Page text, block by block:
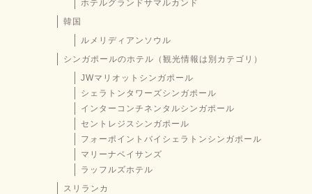
ホテルグランドサマルカンド
韓国
ルメリディアンソウル
シンガポールのホテル（観光情報は別カテゴリ）
JWマリオットシンガポール
シェラトンタワーズシンガポール
インターコンチネンタルシンガポール
セントレジスシンガポール
フォーポイントバイシェラトンシンガポール
マリーナベイサンズ
ラッフルズホテル
スリランカ